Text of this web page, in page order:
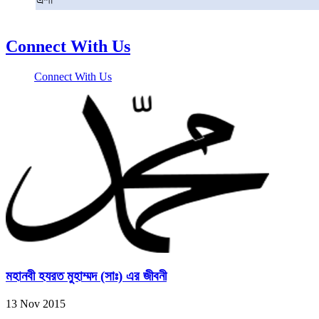
Connect With Us
Connect With Us
মহানবী হযরত মুহাম্মদ (সাঃ) এর জীবনী
13 Nov 2015